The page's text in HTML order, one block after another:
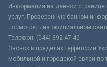
Информация на данной странице
услуг. Проверенную банком
посмотреть на официальном
Телефон: (044) 392-47-40
Звонок в пределах территории
мобильной и городской связи по